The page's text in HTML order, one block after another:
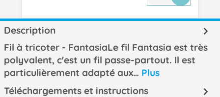
Description
Fil à tricoter - FantasiaLe fil Fantasia est très
polyvalent, c'est un fil passe-partout. Il est
particulièrement adapté aux… Plus
Téléchargements et instructions